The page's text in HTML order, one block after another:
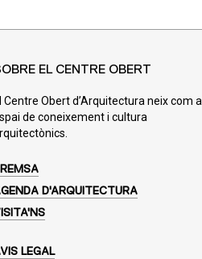
EL CENTRE OBERT
Centre Obert d’Arquitectura neix com a
de coneixement i cultura
D'ARQUITECTURA
LEGAL